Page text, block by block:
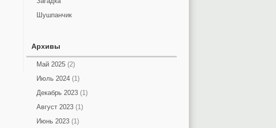
Шушпанчик
Архивы
Май 2025(2)
Июль 2024(1)
Декабрь 2023(1)
Август 2023(1)
Июнь 2023(1)